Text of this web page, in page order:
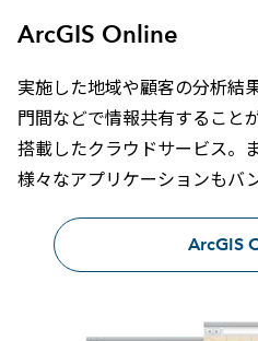
ArcGIS Online
実施した地域や顧客の分析結
門間などで情報共有すること
搭載したクラウドサービス。
様々なアプリケーションもバ
ArcGIS